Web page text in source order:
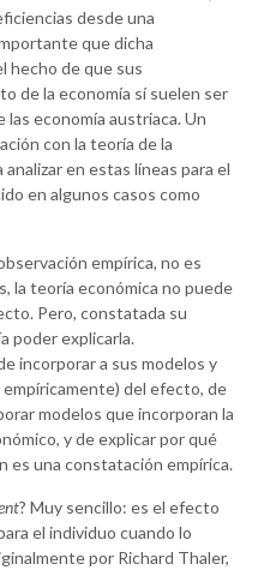
desde una
que dicha
hecho de que sus
de la economía sí suelen ser
economía austriaca. Un
con la teoría de la
en estas líneas para el
en algunos casos como
empírica, no es
la teoría económica no puede
Pero, constatada su
poder explicarla.
incorporar a sus modelos y
del efecto, de
modelos que incorporan la
y de explicar por qué
es una constatación empírica.
? Muy sencillo: es el efecto
el individuo cuando lo
por Richard Thaler,